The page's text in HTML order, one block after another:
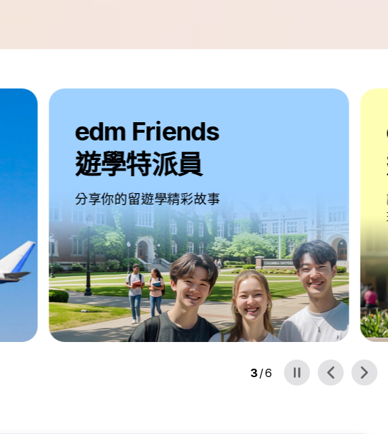
edm Friends
遊學雜誌
記錄學員們在海外生活中的珍貴時刻
現在一起閱讀他們的留遊學故事吧！
3/6